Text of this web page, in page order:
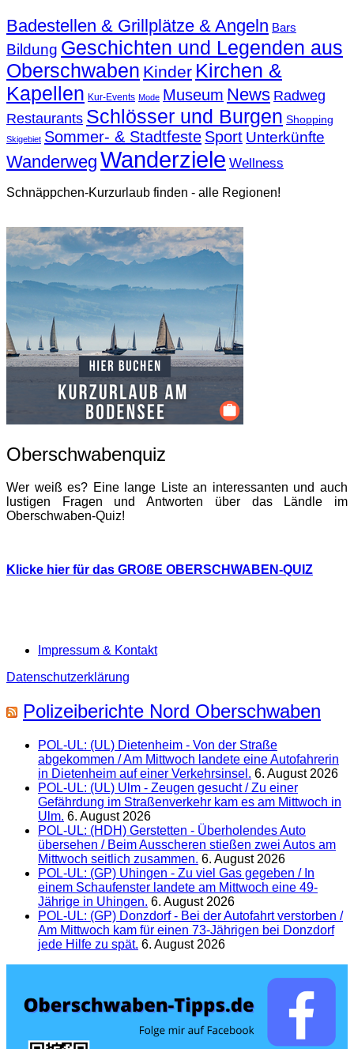
Badestellen & Grillplätze & Angeln Bars
Bildung Geschichten und Legenden aus
Oberschwaben Kinder Kirchen &
Kapellen Kur-Events Mode Museum News Radweg
Restaurants Schlösser und Burgen Shopping
Skigebiet Sommer- & Stadtfeste Sport Unterkünfte
Wanderweg Wanderziele Wellness
Schnäppchen-Kurzurlaub finden - alle Regionen!
Oberschwabenquiz
Wer weiß es? Eine lange Liste an interessanten und auch
lustigen Fragen und Antworten über das Ländle im
Oberschwaben-Quiz!
Klicke hier für das GROßE OBERSCHWABEN-QUIZ
Impressum & Kontakt
Datenschutzerklärung
Polizeiberichte Nord Oberschwaben
POL-UL: (UL) Dietenheim - Von der Straße
abgekommen / Am Mittwoch landete eine Autofahrerin
in Dietenheim auf einer Verkehrsinsel. 6. August 2026
POL-UL: (UL) Ulm - Zeugen gesucht / Zu einer
Gefährdung im Straßenverkehr kam es am Mittwoch in
Ulm. 6. August 2026
POL-UL: (HDH) Gerstetten - Überholendes Auto
übersehen / Beim Ausscheren stießen zwei Autos am
Mittwoch seitlich zusammen. 6. August 2026
POL-UL: (GP) Uhingen - Zu viel Gas gegeben / In
einem Schaufenster landete am Mittwoch eine 49-
Jährige in Uhingen. 6. August 2026
POL-UL: (GP) Donzdorf - Bei der Autofahrt verstorben /
Am Mittwoch kam für einen 73-Jährigen bei Donzdorf
jede Hilfe zu spät. 6. August 2026